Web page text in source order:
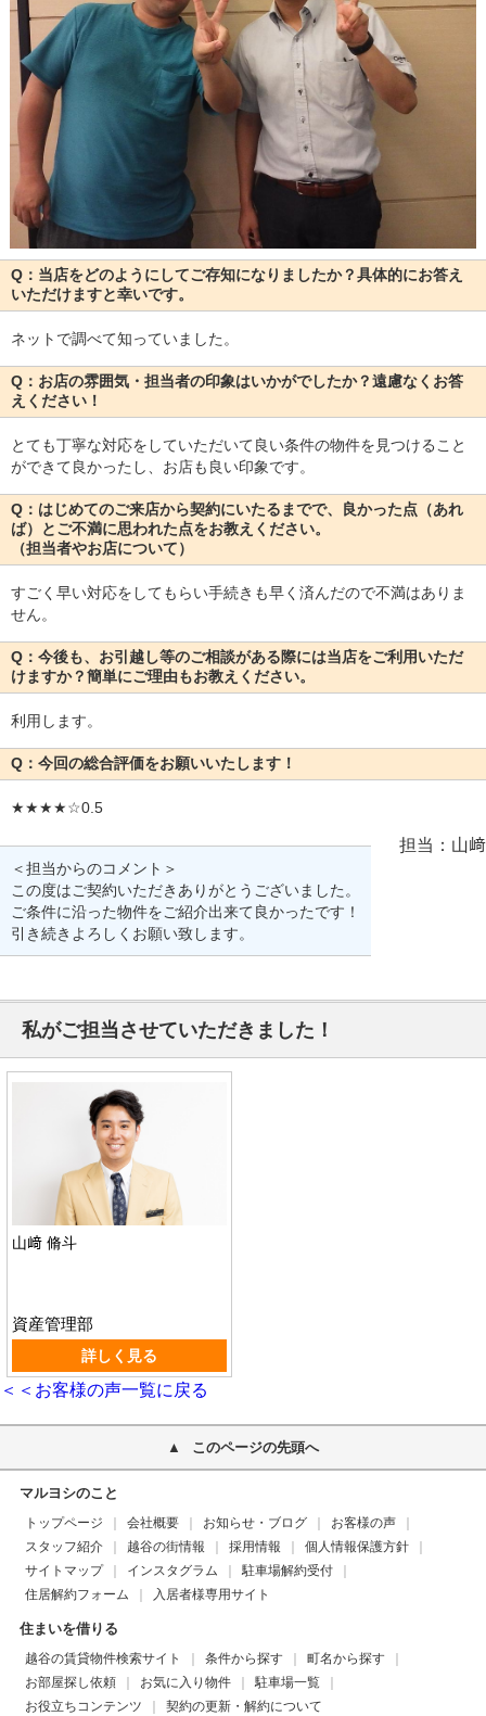
Q：当店をどのようにしてご存知になりましたか？具体的にお答え
いただけますと幸いです。
ネットで調べて知っていました。
Q：お店の雰囲気・担当者の印象はいかがでしたか？遠慮なくお答
えください！
とても丁寧な対応をしていただいて良い条件の物件を見つけること
ができて良かったし、お店も良い印象です。
Q：はじめてのご来店から契約にいたるまでで、良かった点（あれ
ば）とご不満に思われた点をお教えください。
（担当者やお店について）
すごく早い対応をしてもらい手続きも早く済んだので不満はありま
せん。
Q：今後も、お引越し等のご相談がある際には当店をご利用いただ
けますか？簡単にご理由もお教えください。
利用します。
Q：今回の総合評価をお願いいたします！
★★★★☆0.5
＜担当からのコメント＞
この度はご契約いただきありがとうございました。
ご条件に沿った物件をご紹介出来て良かったです！
引き続きよろしくお願い致します。
担当：山﨑
私がご担当させていただきました！
山﨑 脩斗
資産管理部
詳しく見る
＜＜お客様の声一覧に戻る
このページの先頭へ
マルヨシのこと
トップページ 会社概要 お知らせ・ブログ
お客様の声
スタッフ紹介
越谷の街情報 採用情報
個人情報保護方針
サイトマップ
インスタグラム
駐車場解約受付
住居解約フォーム
入居者様専用サイト
住まいを借りる
越谷の賃貸物件検索サイト 条件から探す
町名から探す
お部屋探し依頼
お気に入り物件
駐車場一覧
お役立ちコンテンツ
契約の更新・解約について